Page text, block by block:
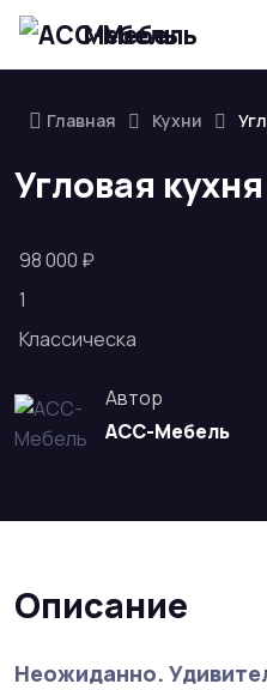
Мебель
Главная Кухни
Угловая кухня
98 000 ₽
1
Классическа
Автор
АСС-Мебель
Описание
Неожиданно.